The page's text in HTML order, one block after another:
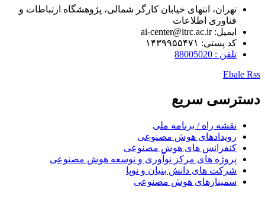
تهران، انتهای خیابان کارگر شمالی، پژوهشگاه ارتباطات و
فناوری اطلاعات
ایمیل: ai-center@itrc.ac.ir
کد پستی: ۱۴۳۹۹۵۵۴۷۱
تلفن : 88005020
Ebale Rss
دسترسی سریع
نقشه راه / برنامه ملی
رویدادهای هوش مصنوعی
کنفرانس های هوش مصنوعی
پروژه های مرکز نوآوری و توسعه هوش مصنوعی
شرکت های دانش بنیان و نوپا
سمینارهای هوش مصنوعی